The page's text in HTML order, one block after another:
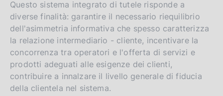
Questo sistema integrato di tutele risponde a
diverse finalità: garantire il necessario riequilibrio
dell'asimmetria informativa che spesso caratterizza
la relazione intermediario - cliente, incentivare la
concorrenza tra operatori e l'offerta di servizi e
prodotti adeguati alle esigenze dei clienti,
contribuire a innalzare il livello generale di fiducia
della clientela nel sistema.